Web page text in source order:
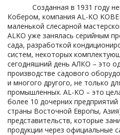
Созданная в 1931 году
Кобером, компания AL-KO
маленькой слесарной
ALKO уже занялась серийным
сада, разработкой
систем, некоторых
сегодняшний день АЛКО – это
производстве садового
и многого другого, не только
промышленных. AL-KO – это
более 10 дочерних
страны Восточной Европы,
представительств, которые
продукции через официальные